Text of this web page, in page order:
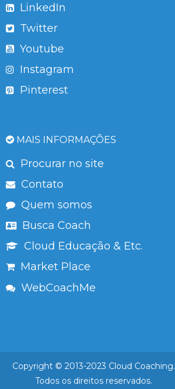
LinkedIn
Twitter
Youtube
Instagram
Pinterest
MAIS INFORMAÇÕES
Procurar no site
Contato
Quem somos
Busca Coach
Cloud Educação & Etc.
Market Place
WebCoachMe
Copyright © 2013-2023 Cloud Coaching.
Todos os direitos reservados.